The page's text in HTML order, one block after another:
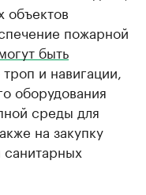
объектов
пожарной
быть
и навигации,
оборудования
среды для
на закупку
санитарных